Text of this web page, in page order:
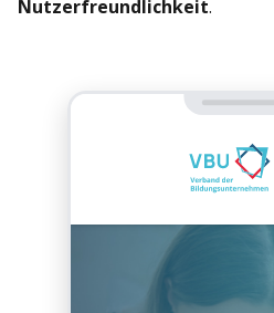
Nutzerfreundlichkeit.